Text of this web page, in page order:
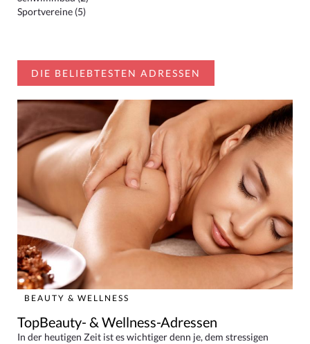
Sportvereine (5)
DIE BELIEBTESTEN ADRESSEN
BEAUTY & WELLNESS
TopBeauty- & Wellness-Adressen
In der heutigen Zeit ist es wichtiger denn je, dem stressigen